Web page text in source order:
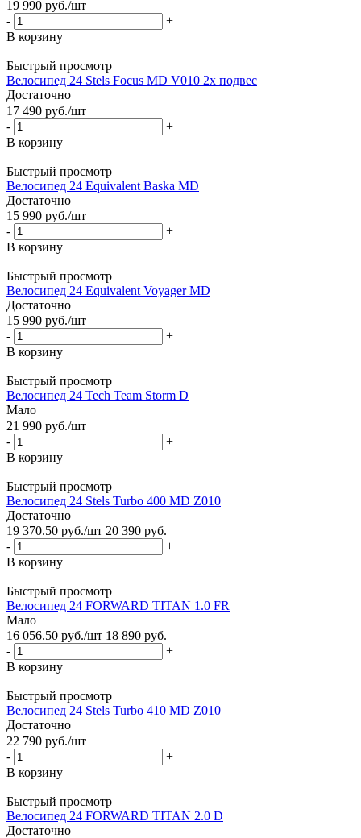
19 990 руб./шт
-
+
В корзину
Быстрый просмотр
Велосипед 24 Stels Focus MD V010 2х подвес
Достаточно
17 490 руб./шт
-
+
В корзину
Быстрый просмотр
Велосипед 24 Equivalent Baska MD
Достаточно
15 990 руб./шт
-
+
В корзину
Быстрый просмотр
Велосипед 24 Equivalent Voyager MD
Достаточно
15 990 руб./шт
-
+
В корзину
Быстрый просмотр
Велосипед 24 Tech Team Storm D
Мало
21 990 руб./шт
-
+
В корзину
Быстрый просмотр
Велосипед 24 Stels Turbo 400 MD Z010
Достаточно
19 370.50 руб./шт 20 390 руб.
-
+
В корзину
Быстрый просмотр
Велосипед 24 FORWARD TITAN 1.0 FR
Мало
16 056.50 руб./шт 18 890 руб.
-
+
В корзину
Быстрый просмотр
Велосипед 24 Stels Turbo 410 MD Z010
Достаточно
22 790 руб./шт
-
+
В корзину
Быстрый просмотр
Велосипед 24 FORWARD TITAN 2.0 D
Достаточно